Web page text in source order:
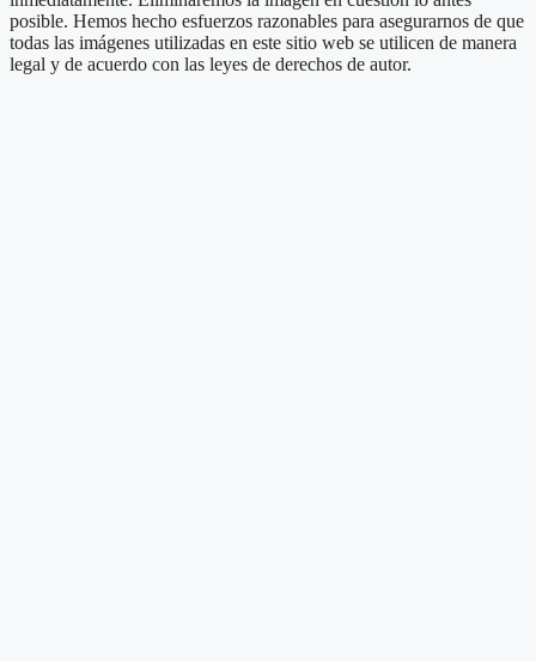
posible. Hemos hecho esfuerzos razonables para asegurarnos de que
todas las imágenes utilizadas en este sitio web se utilicen de manera
legal y de acuerdo con las leyes de derechos de autor.